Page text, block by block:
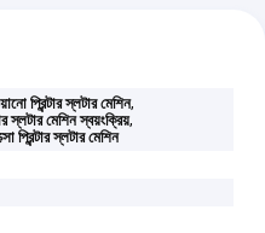
প্রিন্টার স্লটার মেশিন,
স্লটার মেশিন স্বয়ংক্রিয়,
প্রিন্টার স্লটার মেশিন